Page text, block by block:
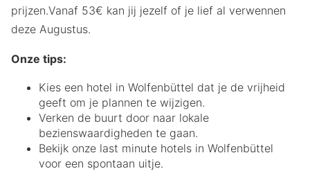
prijzen.Vanaf 53€ kan jij jezelf of je lief al verwennen
deze Augustus.
Onze tips:
Kies een hotel in Wolfenbüttel dat je de vrijheid
geeft om je plannen te wijzigen.
Verken de buurt door naar lokale
bezienswaardigheden te gaan.
Bekijk onze last minute hotels in Wolfenbüttel
voor een spontaan uitje.